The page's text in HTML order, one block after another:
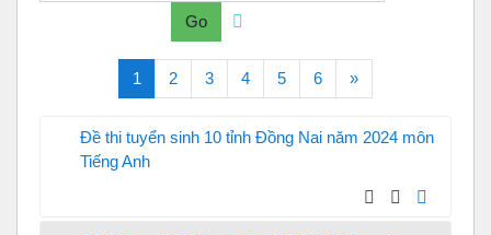
Go
1 (current)
2 3 4 5 6 »Next
Đề thi tuyển sinh 10 tỉnh Đồng Nai năm 2024 môn
Tiếng Anh